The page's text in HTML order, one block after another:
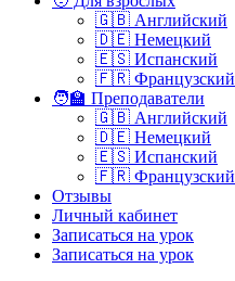
🇬🇧 Английский
🇩🇪 Немецкий
🇪🇸 Испанский
🇫🇷 Французский
🧑‍🏫 Преподаватели
🇬🇧 Английский
🇩🇪 Немецкий
🇪🇸 Испанский
🇫🇷 Французский
Отзывы
Личный кабинет
Записаться на урок
Записаться на урок